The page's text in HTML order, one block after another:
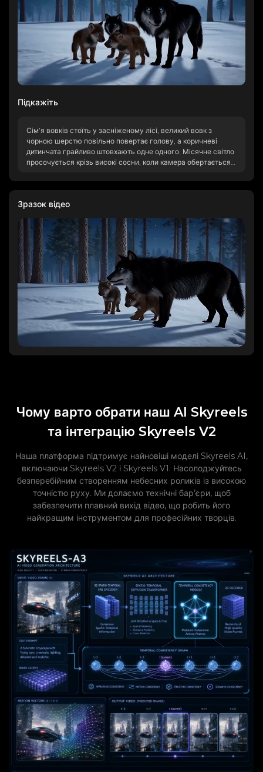
Підкажіть
Сім’я вовків стоїть у засніженому лісі, великий вовк з
чорною шерстю повільно повертає голову, а коричневі
дитинчата грайливо штовхають одне одного. Місячне світло
просочується крізь високі сосни, коли камера обертається
падіння сніжинок у безтурботній атмосфері.
Зразок відео
Чому варто обрати наш AI Skyreels
та інтеграцію Skyreels V2
Наша платформа підтримує найновіші моделі Skyreels AI,
включаючи Skyreels V2 і Skyreels V1. Насолоджуйтесь
безперебійним створенням небесних роликів із високою
точністю руху. Ми долаємо технічні бар’єри, щоб
забезпечити плавний вихід відео, що робить його
найкращим інструментом для професійних творців.